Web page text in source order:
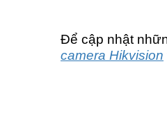
Để cập nhật
camera Hikvision